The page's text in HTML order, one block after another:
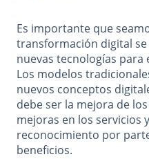
Es importante que
transformación digital
nuevas tecnologías para
Los modelos
nuevos conceptos
debe ser la mejora de
mejoras en los servicios
reconocimiento por
beneficios.